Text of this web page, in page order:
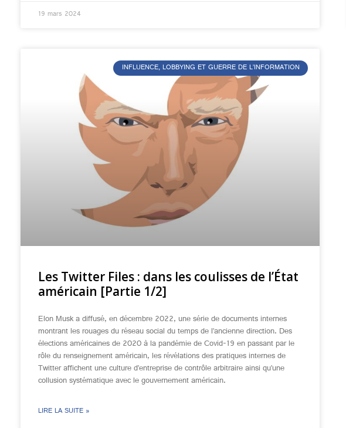
19 mars 2024
INFLUENCE, LOBBYING ET GUERRE DE L’INFORMATION
Les Twitter Files : dans les coulisses de l’État
américain [Partie 1/2]
Elon Musk a diffusé, en décembre 2022, une série de documents internes
montrant les rouages du réseau social du temps de l’ancienne direction. Des
élections américaines de 2020 à la pandémie de Covid-19 en passant par le
rôle du renseignement américain, les révélations des pratiques internes de
Twitter affichent une culture d’entreprise de contrôle arbitraire ainsi qu’une
collusion systématique avec le gouvernement américain.
LIRE LA SUITE »